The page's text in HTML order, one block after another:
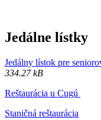
Jedálne lístky
Jedálny lístok pre
334.27 kB
Reštaurácia u Cugú
Staničná reštaurácia